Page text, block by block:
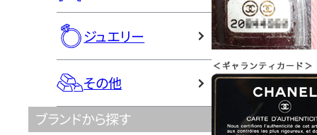
ジュエリー
その他
ブランドから探す